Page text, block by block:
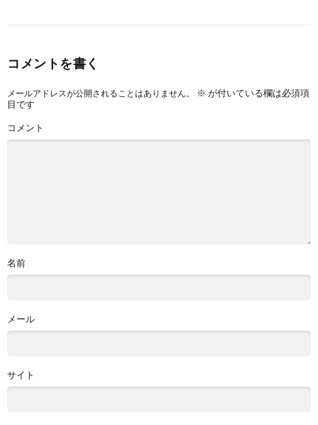
コメントを書く
メールアドレスが公開されることはありません。 ※ が付いている欄は必須項
目です
コメント
名前
メール
サイト